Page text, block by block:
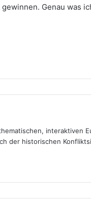
Genau was
interaktiven
der historischen